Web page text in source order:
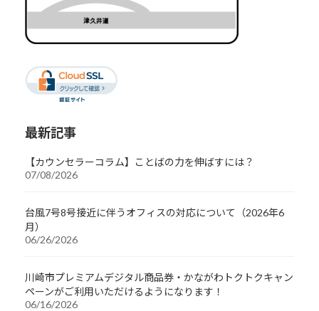
最新記事
【カウンセラーコラム】ことばの力を伸ばすには？
07/08/2026
台風7号8号接近に伴うオフィスの対応について（2026年6
月）
06/26/2026
川崎市プレミアムデジタル商品券・かながわトクトクキャン
ペーンがご利用いただけるようになります！
06/16/2026